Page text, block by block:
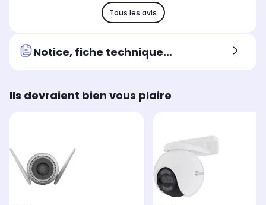
Tous les avis
Notice, fiche technique...
Ils devraient bien vous plaire